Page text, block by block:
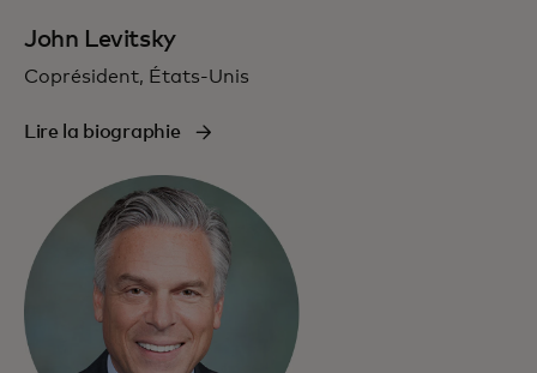
John Levitsky
Coprésident, États-Unis
Lire la biographie